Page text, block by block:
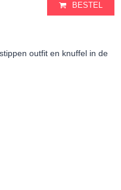
BESTEL
outfit en knuffel in de